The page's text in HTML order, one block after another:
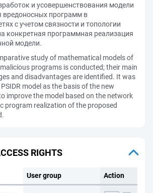
и усовершенствования модели
вредоносных программ в
с учетом связности и топологии
конкретная программная реализация
модели.
study of mathematical models of
programs is conducted; their main
and disadvantages are identified. It was
model as the basis of the new
improve the model based on the network
program realization of the proposed
RIGHTS
User group Action